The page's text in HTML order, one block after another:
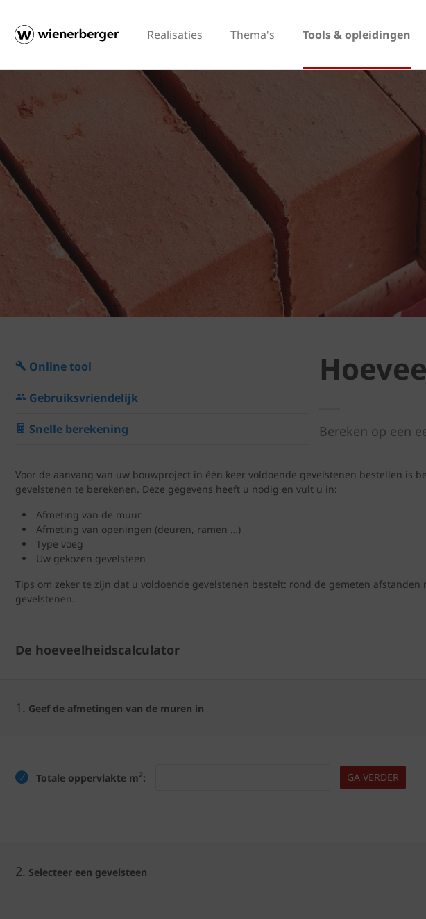
Realisaties Thema's Tools & opleidingen
Online tool
Gebruiksvriendelijk
Snelle berekening Bereken op een
Voor de aanvang van uw bouwproject in één keer voldoende gevelstenen bestellen
gevelstenen te berekenen. Deze gegevens heeft u nodig en vult u in:
Afmeting van de muur
Afmeting van openingen (deuren, ramen …)
Type voeg
Uw gekozen gevelsteen
Tips om zeker te zijn dat u voldoende gevelstenen bestelt: rond de gemeten
gevelstenen.
De hoeveelheidscalculator
1. Geef de afmetingen van de muren in
Totale oppervlakte m2: GA VERDER
2. Selecteer een gevelsteen